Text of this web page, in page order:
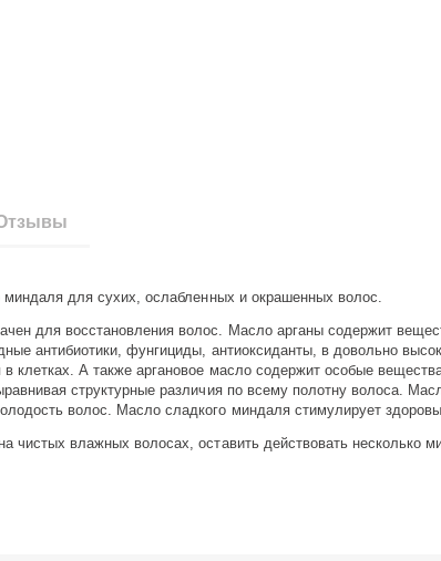
для сухих, ослабленных и окрашенных волос.
для восстановления волос. Масло арганы содержит
антибиотики, фунгициды, антиоксиданты, в довольно
клетках. А также аргановое масло содержит особые
структурные различия по всему полотну волоса.
волос. Масло сладкого миндаля стимулирует
чистых влажных волосах, оставить действовать несколько